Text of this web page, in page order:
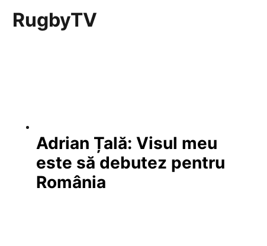
RugbyTV
Adrian Țală: Visul meu
este să debutez pentru
România